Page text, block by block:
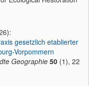
gesetzlich etablierter
Vorpommern
Geographie 50 (1), 22